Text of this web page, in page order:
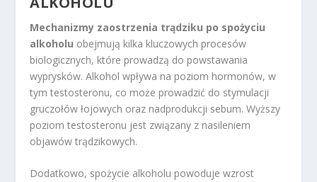
Mechanizmy zaostrzenia trądziku po spożyciu
alkoholu obejmują kilka kluczowych procesów
biologicznych, które prowadzą do powstawania
wyprysków. Alkohol wpływa na poziom hormonów, w
tym testosteronu, co może prowadzić do stymulacji
gruczołów łojowych oraz nadprodukcji sebum. Wyższy
poziom testosteronu jest związany z nasileniem
objawów trądzikowych.
Dodatkowo, spożycie alkoholu powoduje wzrost